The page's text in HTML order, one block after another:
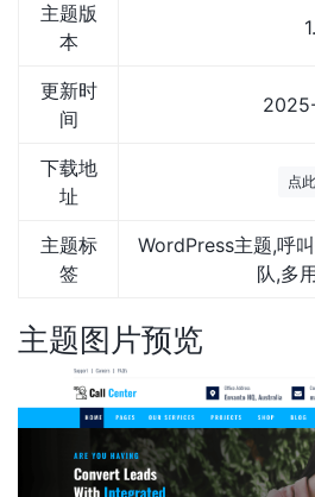
主题版
本
更新时
间
下载地
址
点
主题标
签
WordPress主题,呼
队,多
主题图片预览